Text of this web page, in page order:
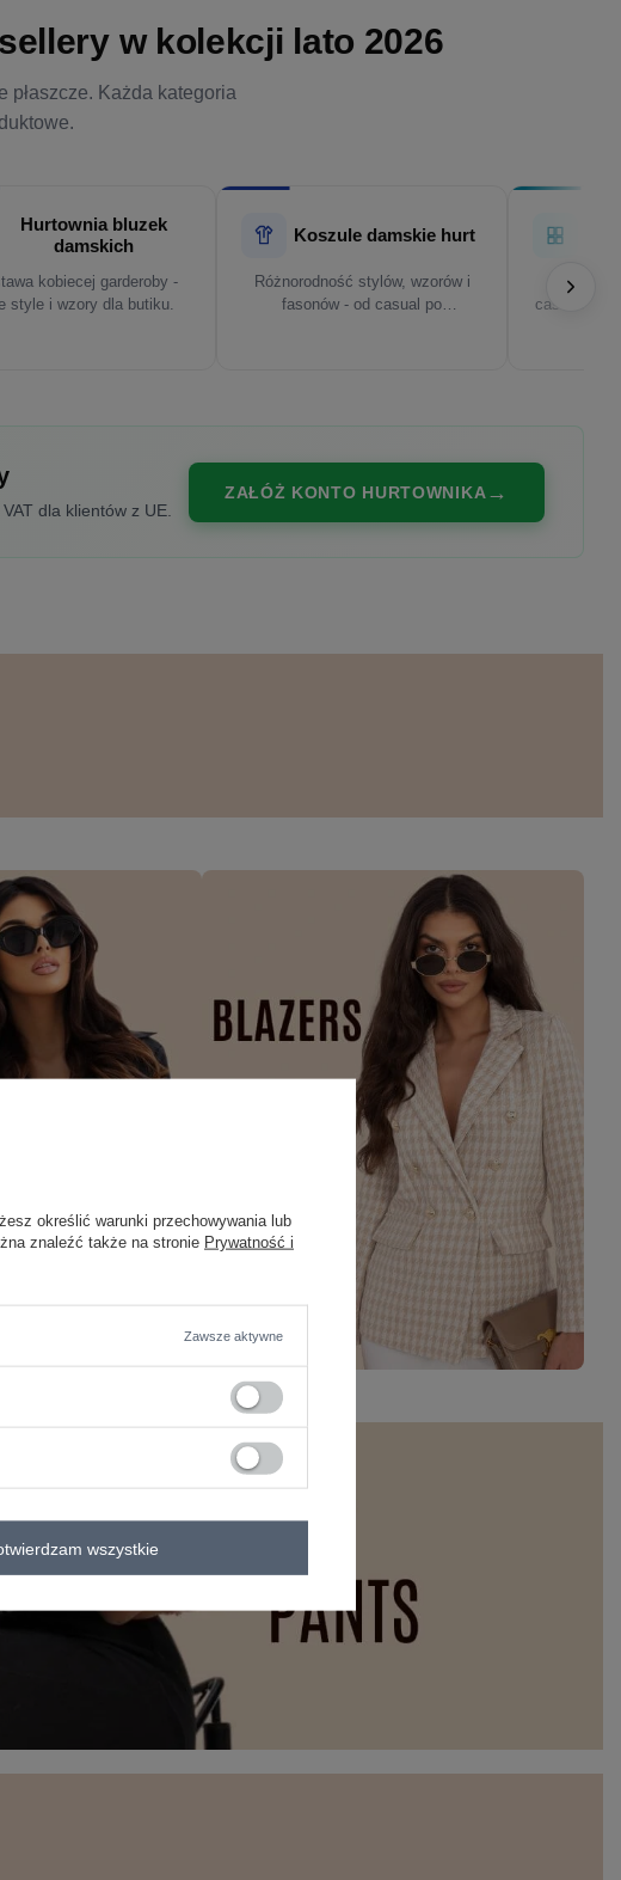
w kolekcji lato 2026
płaszcze. Każda kategoria
Hurtownia bluzek
damskich
kobiecej garderoby -
style i wzory dla butiku.
Koszule damskie hurt
Różnorodność stylów, wzorów i
fasonów - od casual po
casualowe,
dla klientów z UE.
ZAŁÓŻ KONTO HURTOWNIKA
określić warunki przechowywania lub
znaleźć także na stronie Prywatność i
Zawsze aktywne
wszystkie